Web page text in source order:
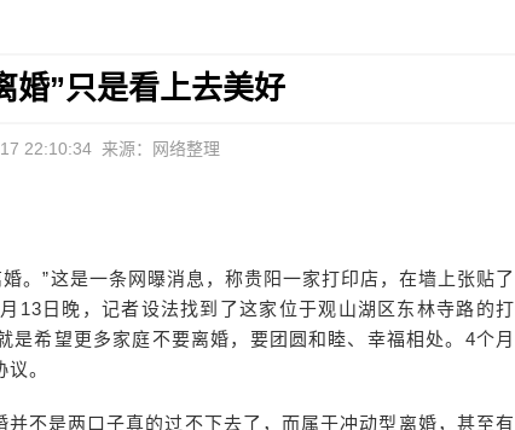
婚”只是看上去美好
22:10:34 来源：网络整理
。”这是一条网曝消息，称贵阳一家打印店，在墙上张贴了
13日晚，记者设法找到了这家位于观山湖区东林寺路的打
希望更多家庭不要离婚，要团圆和睦、幸福相处。4个月
。
不是两口子真的过不下去了，而属于冲动型离婚，甚至有